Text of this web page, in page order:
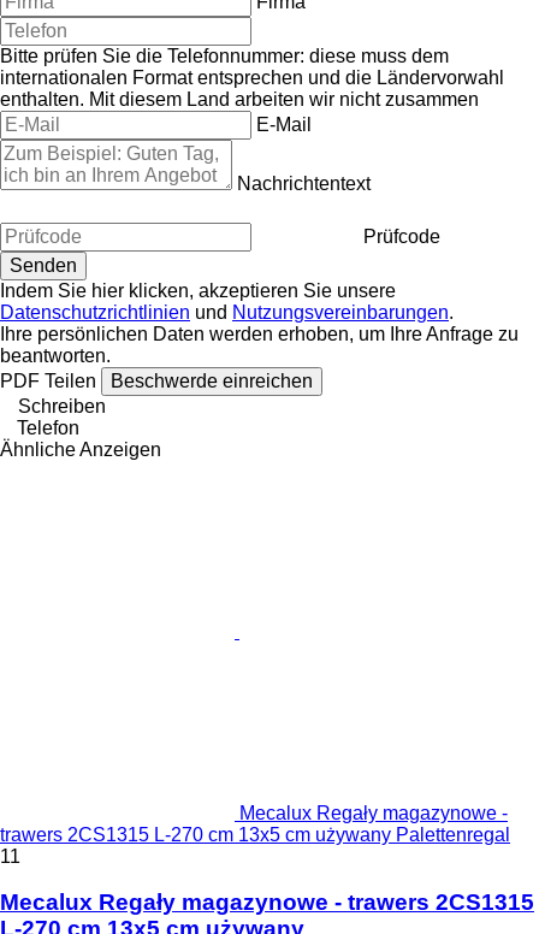
Bitte prüfen Sie die Telefonnummer: diese muss dem
internationalen Format entsprechen und die Ländervorwahl
enthalten. Mit diesem Land arbeiten wir nicht zusammen
E-Mail
Nachrichtentext
Prüfcode
Indem Sie hier klicken, akzeptieren Sie unsere
Datenschutzrichtlinien und Nutzungsvereinbarungen.
Ihre persönlichen Daten werden erhoben, um Ihre Anfrage zu
beantworten.
PDF Teilen
Beschwerde einreichen
Schreiben
Telefon
Ähnliche Anzeigen
Mecalux Regały magazynowe -
trawers 2CS1315 L-270 cm 13x5 cm używany Palettenregal
11
Mecalux Regały magazynowe - trawers 2CS1315
L-270 cm 13x5 cm używany